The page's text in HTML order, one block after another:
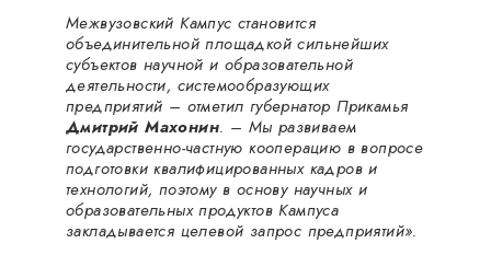
Межвузовский Кампус становится
объединительной площадкой сильнейших
субъектов научной и образовательной
деятельности, системообразующих
предприятий – отметил губернатор Прикамья
Дмитрий Махонин. – Мы развиваем
государственно-частную кооперацию в вопросе
подготовки квалифицированных кадров и
технологий, поэтому в основу научных и
образовательных продуктов Кампуса
закладывается целевой запрос предприятий».